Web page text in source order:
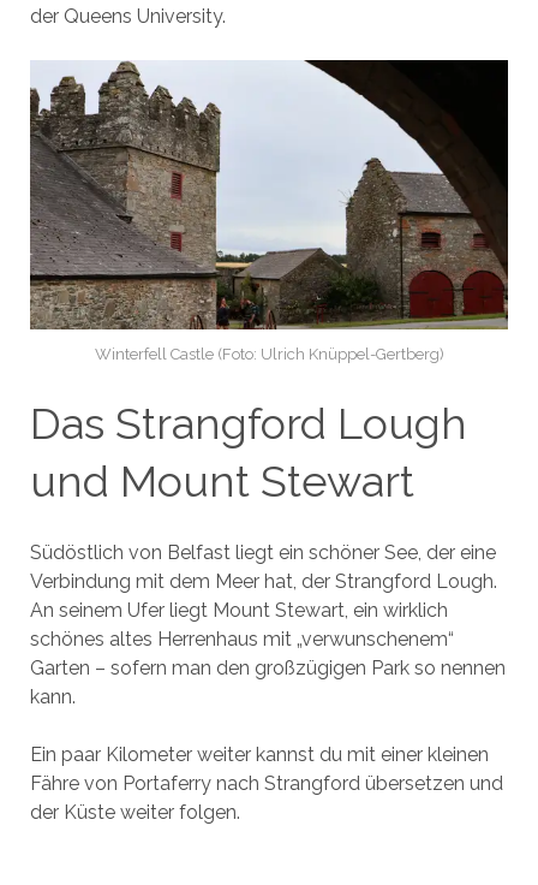
der Queens University.
Winterfell Castle (Foto: Ulrich Knüppel-Gertberg)
Das Strangford Lough
und Mount Stewart
Südöstlich von Belfast liegt ein schöner See, der eine
Verbindung mit dem Meer hat, der Strangford Lough.
An seinem Ufer liegt Mount Stewart, ein wirklich
schönes altes Herrenhaus mit „verwunschenem“
Garten – sofern man den großzügigen Park so nennen
kann.
Ein paar Kilometer weiter kannst du mit einer kleinen
Fähre von Portaferry nach Strangford übersetzen und
der Küste weiter folgen.